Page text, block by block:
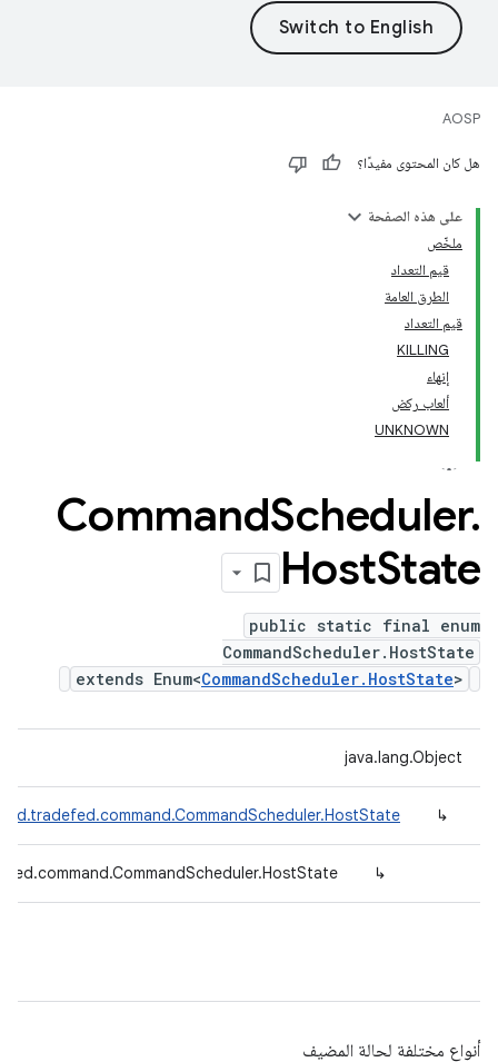
AOSP
هل كان المحتوى مفيدًا؟
على هذه الصفحة
ملخّص
قيم التعداد
الطرق العامة
قيم التعداد
KILLING
إنهاء
ألعاب ركض
UNKNOWN
CommandScheduler.
HostState
public static final enum
CommandScheduler.HostState
extends Enum<CommandScheduler.HostState>
java.lang.Object
↳
↳
أنواع مختلفة لحالة المضيف